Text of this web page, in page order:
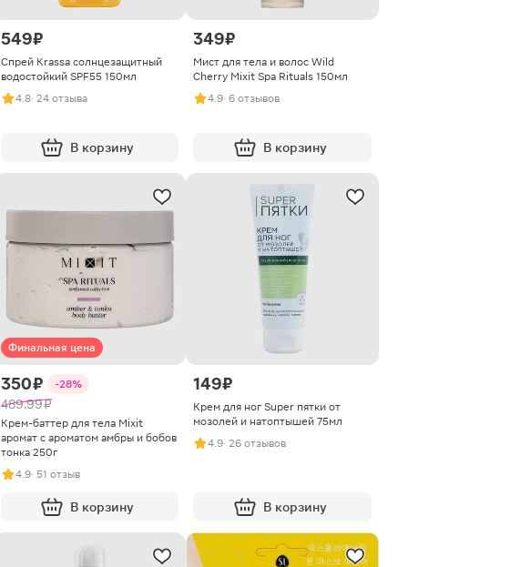
549 ₽
Спрей Krassa солнцезащитный
водостойкий SPF55 150мл
4.8· 24 отзыва
В корзину
349 ₽
Мист для тела и волос Wild
Cherry Mixit Spa Rituals 150мл
4.9· 6 отзывов
В корзину
Финальная цена
350 ₽ -28%
489.99 ₽
Крем-баттер для тела Mixit
аромат с ароматом амбры и бобов
тонка 250г
4.9· 51 отзыв
В корзину
149 ₽
Крем для ног Super пятки от
мозолей и натоптышей 75мл
4.9· 26 отзывов
В корзину